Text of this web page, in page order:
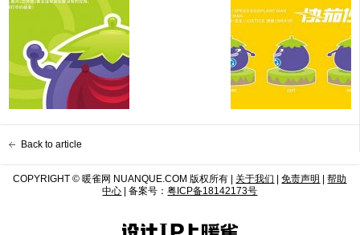
Back to article
COPYRIGHT © 暖雀网 NUANQUE.COM 版权所有 | 关于我们 |免责声明 |帮助
中心 | 备案号：粤ICP备18142173号